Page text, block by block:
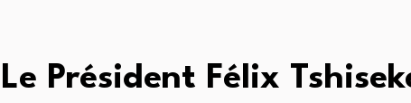
GENOCOST : Yannick Nzonde Mulundu porte la…
Le Président Félix